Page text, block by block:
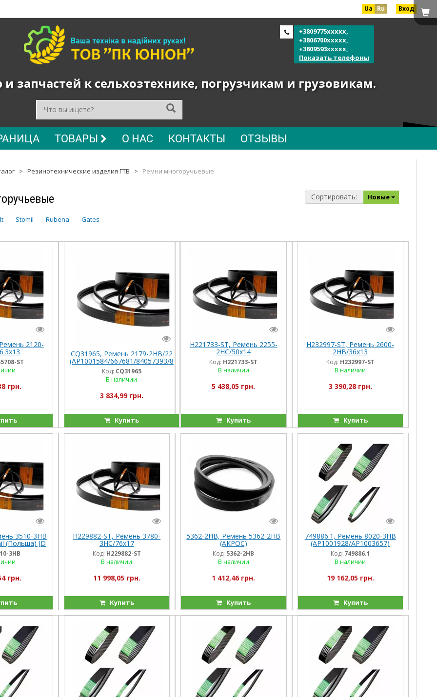
Ua Ru Вход
+3809775xxxxx,
+3806700xxxxx,
+3809593xxxxx,
Показать телефоны
запчастей к сельхозтехнике, погрузчикам и грузовикам.
ТОВАРЫ О НАС КОНТАКТЫ ОТЗЫВЫ
> Резинотехнические изделия ГТВ > Ремни многоручьевые
Сортировать: Новые
Stomil Rubena Gates
2120-
(Stomil)
ST
грн.
CQ31965, Ремень 2179-2HB/22
(AP1001584/667681/84057393/8
4457079/86572020/200225361),
JD (Optibelt)
Код: CQ31965
В наличии
3 834,99 грн.
Купить
H221733-ST, Ремень 2255-
2HC/50x14
(0227218/H205209/H216027),
Stomil, JD
Код: H221733-ST
В наличии
5 438,05 грн.
Купить
H232997-ST, Ремень 2600-
2HB/36x13
(AP1001606/3023237), Stomil
Код: H232997-ST
В наличии
3 390,28 грн.
Купить
3510-3HB
(Польша) JD
3HB
грн.
H229882-ST, Ремень 3780-
3HC/76x17
(1541702C1/H218197) Stomil
(Польша) JD
Код: H229882-ST
В наличии
11 998,05 грн.
Купить
5362-2НВ, Ремень 5362-2НВ
(АКРОС)
Код: 5362-2НВ
В наличии
1 412,46 грн.
Купить
749886.1, Ремень 8020-3HB
(AP1001928/AP1003657)
Optibelt (Германия)
Lex480/580
Код: 749886.1
В наличии
19 162,05 грн.
Купить